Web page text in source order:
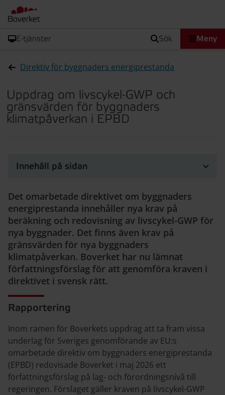
E-tjänster sök Meny
Direktiv för byggnaders energiprestanda
Uppdrag om livscykel-GWP och
gränsvärden för byggnaders
klimatpåverkan i EPBD
Innehåll på sidan
Det omarbetade direktivet om byggnaders
energiprestanda innehåller nya krav på
beräkning och redovisning av livscykel-GWP för
nya byggnader. Det finns även krav på
gränsvärden för nya byggnaders
klimatpåverkan. Boverket har nu lämnat
författningsförslag för att genomföra kraven i
direktivet i svensk rätt.
Rapportering
Inom ramen för Boverkets uppdrag att ta fram vissa
underlag för Sveriges genomförande av EU:s
omarbetade direktiv om byggnaders energiprestanda
(EPBD) redovisade Boverket i maj 2026 ett
författningsförslag på lag- och förordningsnivå till
regeringen. Förslaget gäller kraven på livscykel-GWP